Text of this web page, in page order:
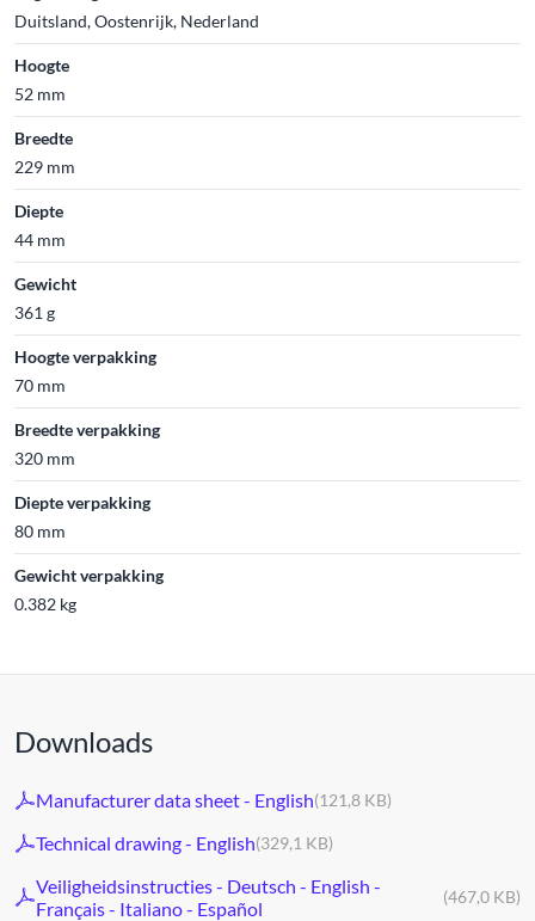
Duitsland, Oostenrijk, Nederland
Hoogte
52 mm
Breedte
229 mm
Diepte
44 mm
Gewicht
361 g
Hoogte verpakking
70 mm
Breedte verpakking
320 mm
Diepte verpakking
80 mm
Gewicht verpakking
0.382 kg
Downloads
Manufacturer data sheet - English(121,8 KB)
Technical drawing - English(329,1 KB)
Veiligheidsinstructies - Deutsch - English -
Français - Italiano - Español
(467,0 KB)